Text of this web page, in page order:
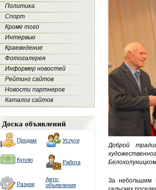
Политика
Спорт
Кроме того
Интервью
Краеведение
Фотогалерея
Информер новостей
Рейтинг сайтов
Новости партнеров
Каталог сайтов
Доска объявлений
Продам Услуги
Куплю Работа
Разное
Авто-
объявления
Доброй
За небольшим